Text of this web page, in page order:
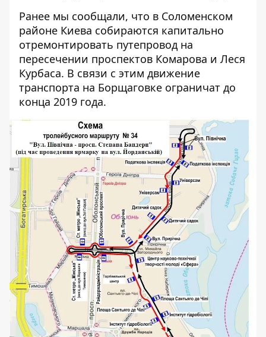
Ранее мы сообщали, что в Соломенском
районе Киева собираются капитально
отремонтировать путепровод на
пересечении проспектов Комарова и Леся
Курбаса. В связи с этим движение
транспорта на Борщаговке ограничат до
конца 2019 года.